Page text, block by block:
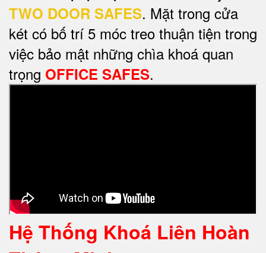
TWO DOOR SAFES. Mặt trong cửa
két có bố trí 5 móc treo thuận tiện trong
việc bảo mật những chìa khoá quan
trọng OFFICE SAFES.
Hệ Thống Khoá Liên Hoàn